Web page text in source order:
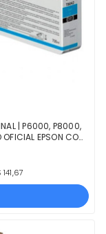
| P6000, P8000,
EPSON COM